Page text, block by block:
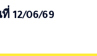
12/06/69